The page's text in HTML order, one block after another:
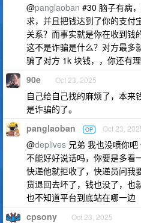
@panglaoban #30 脑子有病
求，并且把钱达到了你的支付
关系？而事实就是你在收到钱
这不是诈骗是什么？对方最多
骗了对方 1k 块钱，，你还有
90e Oct 23, 2025
自己给自己找的麻烦了，本来
是诈骗的了。
panglaoban OP Oct 23,
@deplives 兄弟 我也没喷你吧
不能好好说话吗，你要是多看
快递他就拒收了，快递员问我
货退回去坏了，钱也没了，也
也不知道平台到底站在哪一边
cpsony Oct 23, 2025